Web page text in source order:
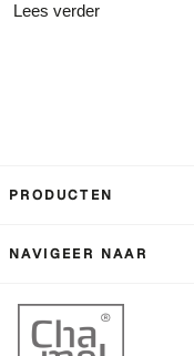
Lees verder
PRODUCTEN
NAVIGEER NAAR